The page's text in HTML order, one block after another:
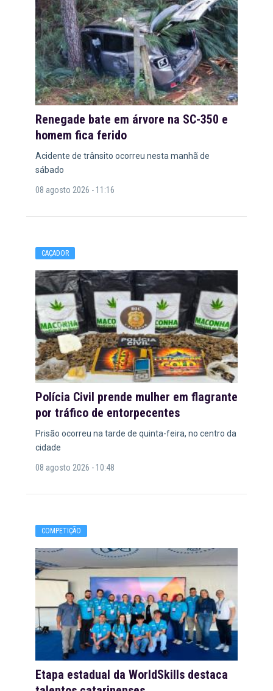
Renegade bate em árvore na SC-350 e
homem fica ferido
Acidente de trânsito ocorreu nesta manhã de
sábado
08 agosto 2026 - 11:16
CAÇADOR
Polícia Civil prende mulher em flagrante
por tráfico de entorpecentes
Prisão ocorreu na tarde de quinta-feira, no centro da
cidade
08 agosto 2026 - 10:48
COMPETIÇÃO
Etapa estadual da WorldSkills destaca